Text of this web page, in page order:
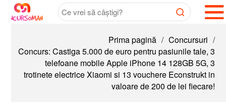
Prima pagină / Concursuri /
Concurs: Castiga 5.000 de euro pentru pasiunile tale, 3
telefoane mobile Apple iPhone 14 128GB 5G, 3
trotinete electrice Xiaomi si 13 vouchere Econstrukt in
valoare de 200 de lei fiecare!